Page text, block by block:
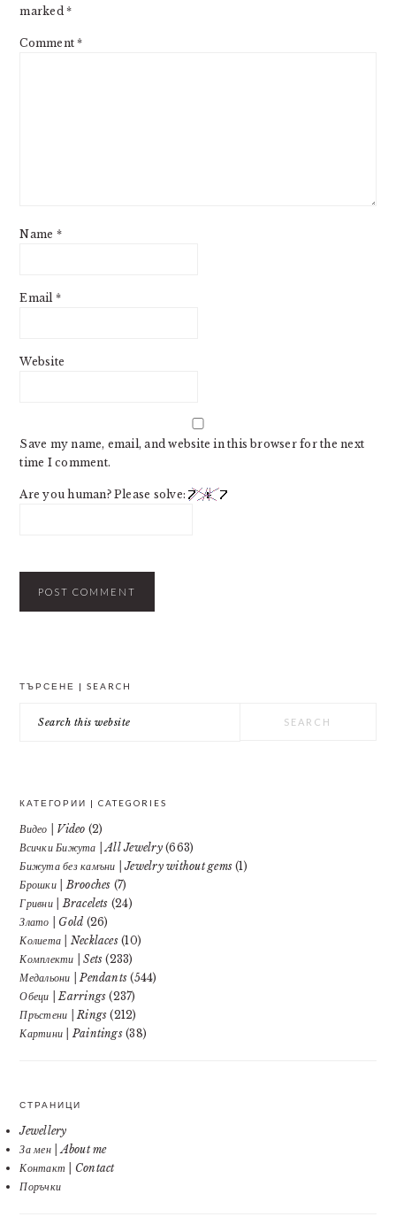
marked*
Comment*
Name *
Email *
Website
Save my name, email, and website in this browser for the next
time I comment.
Are you human? Please solve:
ТЪРСЕНЕ | SEARCH
this
КАТЕГОРИИ | CATEGORIES
Видео | Video (2)
Всички Бижута | All Jewelry(663)
Бижута без камъни | Jewelry without gems (1)
Брошки | Brooches (7)
Гривни | Bracelets (24)
Злато | Gold (26)
Колиета | Necklaces(10)
Комплекти | Sets (233)
Медальони | Pendants (544)
Обеци | Earrings (237)
Пръстени | Rings (212)
Картини | Paintings(38)
СТРАНИЦИ
Jewellery
За мен | About me
Контакт | Contact
Поръчки